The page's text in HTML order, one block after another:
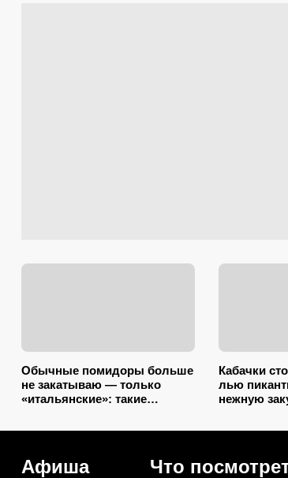
Обычные помидоры больше
не закатываю — только
«итальянские»: такие
Кабачки
лью
нежную
Афиша Что